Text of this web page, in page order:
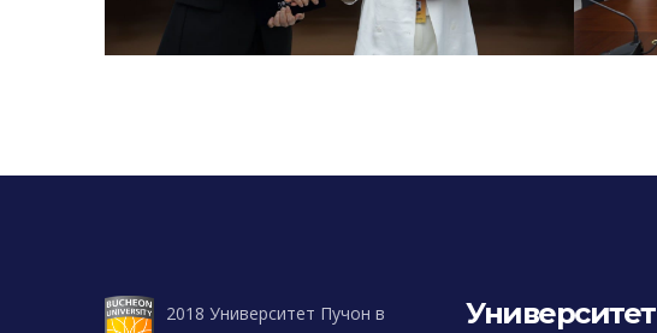
2018 Университет Пучон в Университет